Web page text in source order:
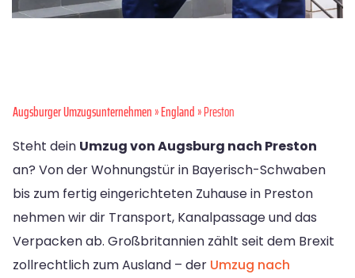
Augsburger Umzugsunternehmen»England» Preston
Steht dein Umzug von Augsburg nach Preston
an? Von der Wohnungstür in Bayerisch-Schwaben
bis zum fertig eingerichteten Zuhause in Preston
nehmen wir dir Transport, Kanalpassage und das
Verpacken ab. Großbritannien zählt seit dem Brexit
zollrechtlich zum Ausland – der Umzug nach